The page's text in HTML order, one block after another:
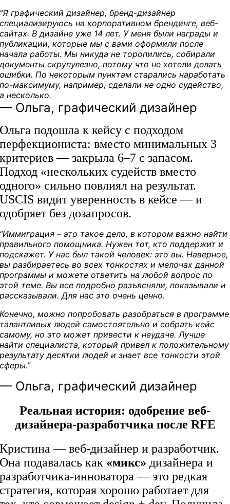
“Я графический дизайнер, бренд-дизайнер
специализируюсь на корпоративном брендинге, веб-
сайтах. В дизайне уже 14 лет. У меня были награды и
публикации, которые мы с вами оформили после
начала работы. Мы никуда не торопились, собирали
документы скрупулезно, потому что не хотели делать
ошибки. По некоторым пунктам старались наработать
по-максимуму, например, сделали не одно судейство,
а несколько.
— Ольга, графический дизайнер
Ольга подошла к кейсу с подходом
перфекциониста: вместо минимальных 3
критериев — закрыла 6–7 с запасом.
Подход «нескольких судейств вместо
одного» сильно повлиял на результат.
USCIS видит уверенность в кейсе — и
одобряет без дозапросов.
“Иммиграция – это такое дело, в котором важно найти
правильного помощника. Нужен тот, кто поддержит и
подскажет. У нас был такой человек: это вы. Наверное,
вы разбираетесь во всех тонкостях и мелочах данной
программы и можете ответить на любой вопрос по
этой теме. Вы все подробно разъясняли, показывали и
рассказывали. Для нас это очень ценно.
Конечно, можно попробовать разобраться в программе
талантливых людей самостоятельно и собрать кейс
самому, но это может привести к неудаче. Лучше
найти специалиста, который привел к положительному
результату десятки людей и знает все тонкости этой
сферы.”
— Ольга, графический дизайнер
Реальная история: одобрение веб-
дизайнера-разработчика после RFE
Кристина — веб-дизайнер и разработчик.
Она подавалась как «микс» дизайнера и
разработчика-инноватора — это редкая
стратегия, которая хорошо работает для